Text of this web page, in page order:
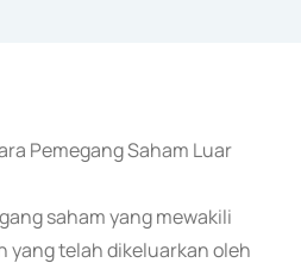
Pemegang Saham Luar
saham yang mewakili
yang telah dikeluarkan oleh